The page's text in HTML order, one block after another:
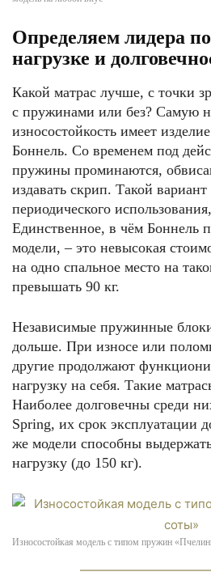
Определяем лидера
нагрузке и
Какой матрас лучше, с точки
с пружинами или без? Самую
износостойкость имеет
Боннель. Со временем под
пружины проминаются,
издавать скрип. Такой
периодического
Единственное, в чём Боннель
модели, – это невысокая
на одно спальное место на
превышать 90 кг.
Независимые пружинные
дольше. При износе или
другие продолжают
нагрузку на себя. Такие
Наиболее долговечны среди
Spring, их срок эксплуатации
же модели способны
нагрузку (до 150 кг).
Износостойкая модель с типом пружин